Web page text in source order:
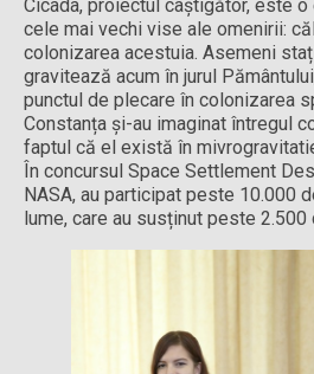
Cicada, proiectul câștigător, este o
cele mai vechi vise ale omenirii:
colonizarea acestuia. Asemeni
gravitează acum în jurul
punctul de plecare în colonizarea
Constanța și-au imaginat întregul
faptul că el există în
În concursul Space Settlement
NASA, au participat peste 10.000
lume, care au susținut peste 2.500